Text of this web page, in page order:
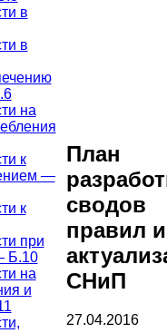
в
в
на
к
—
к
при
Б.10
на
и
План
сводов
правил и
СНиП
27.04.2016